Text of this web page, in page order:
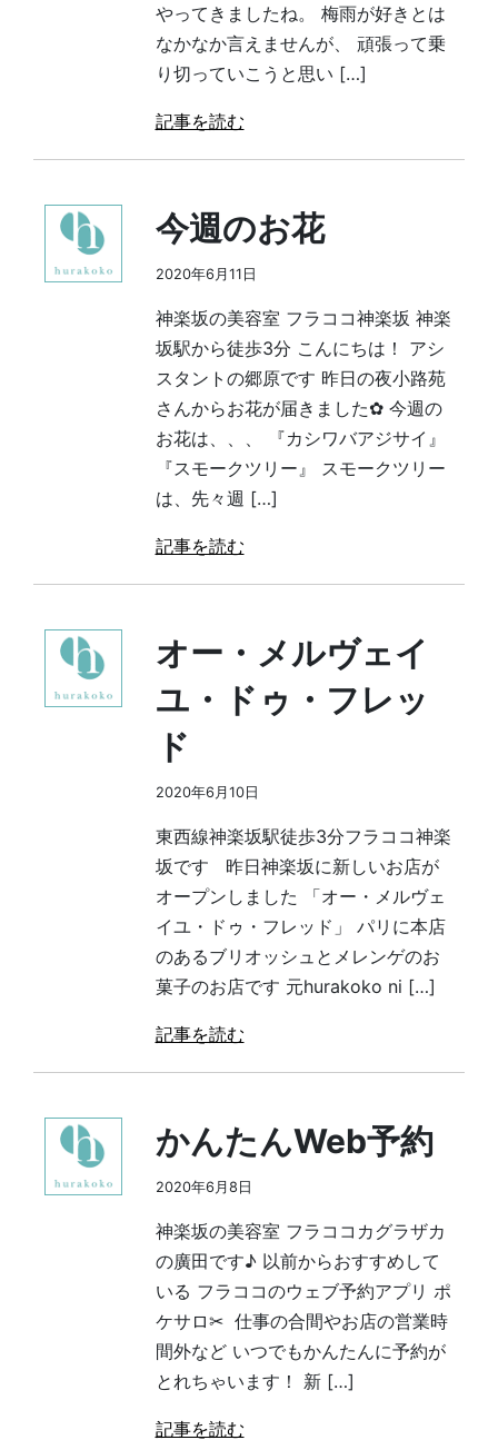
やってきましたね。 梅雨が好きとは
なかなか言えませんが、 頑張って乗
り切っていこうと思い […]
記事を読む
今週のお花
2020年6月11日
神楽坂の美容室 フラココ神楽坂 神楽
坂駅から徒歩3分 こんにちは！ アシ
スタントの郷原です 昨日の夜小路苑
さんからお花が届きました✿ 今週の
お花は、、、 『カシワバアジサイ』
『スモークツリー』 スモークツリー
は、先々週 […]
記事を読む
オー・メルヴェイ
ユ・ドゥ・フレッ
ド
2020年6月10日
東西線神楽坂駅徒歩3分フラココ神楽
坂です 昨日神楽坂に新しいお店が
オープンしました 「オー・メルヴェ
イユ・ドゥ・フレッド」 パリに本店
のあるブリオッシュとメレンゲのお
菓子のお店です 元hurakoko ni […]
記事を読む
かんたんWeb予約
2020年6月8日
神楽坂の美容室 フラココカグラザカ
の廣田です♪ 以前からおすすめして
いる フラココのウェブ予約アプリ ポ
ケサロ✂︎ 仕事の合間やお店の営業時
間外など いつでもかんたんに予約が
とれちゃいます！ 新 […]
記事を読む